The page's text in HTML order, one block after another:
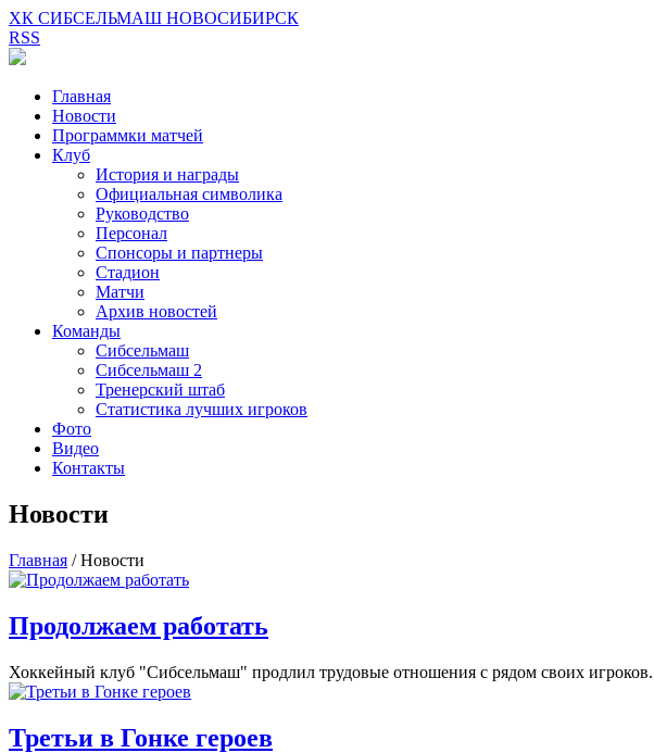
ХК СИБСЕЛЬМАШ НОВОСИБИРСК
RSS
Главная
Новости
Программки матчей
Клуб
История и награды
Официальная символика
Руководство
Персонал
Спонсоры и партнеры
Стадион
Матчи
Архив новостей
Команды
Сибсельмаш
Сибсельмаш 2
Тренерский штаб
Статистика лучших игроков
Фото
Видео
Контакты
Новости
Главная /Новости
Продолжаем работать
Хоккейный клуб "Сибсельмаш" продлил трудовые отношения с рядом своих игроков.
Третьи в Гонке героев